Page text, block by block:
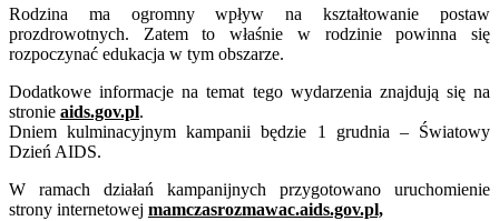
Rodzina ma ogromny wpływ na kształtowanie postaw
prozdrowotnych. Zatem to właśnie w rodzinie powinna się
rozpoczynać edukacja w tym obszarze.
Dodatkowe informacje na temat tego wydarzenia znajdują się na
stronie aids.gov.pl.
Dniem kulminacyjnym kampanii będzie 1 grudnia – Światowy
Dzień AIDS.
W ramach działań kampanijnych przygotowano uruchomienie
strony internetowej mamczasrozmawac.aids.gov.pl,